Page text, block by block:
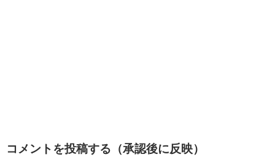
コメントを投稿する（承認後に反映）